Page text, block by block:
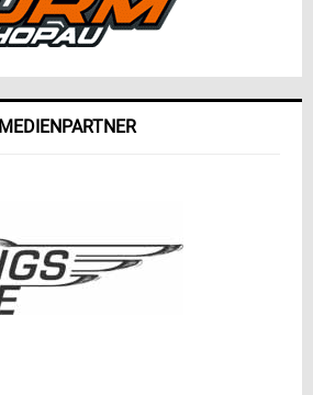
MEDIENPARTNER